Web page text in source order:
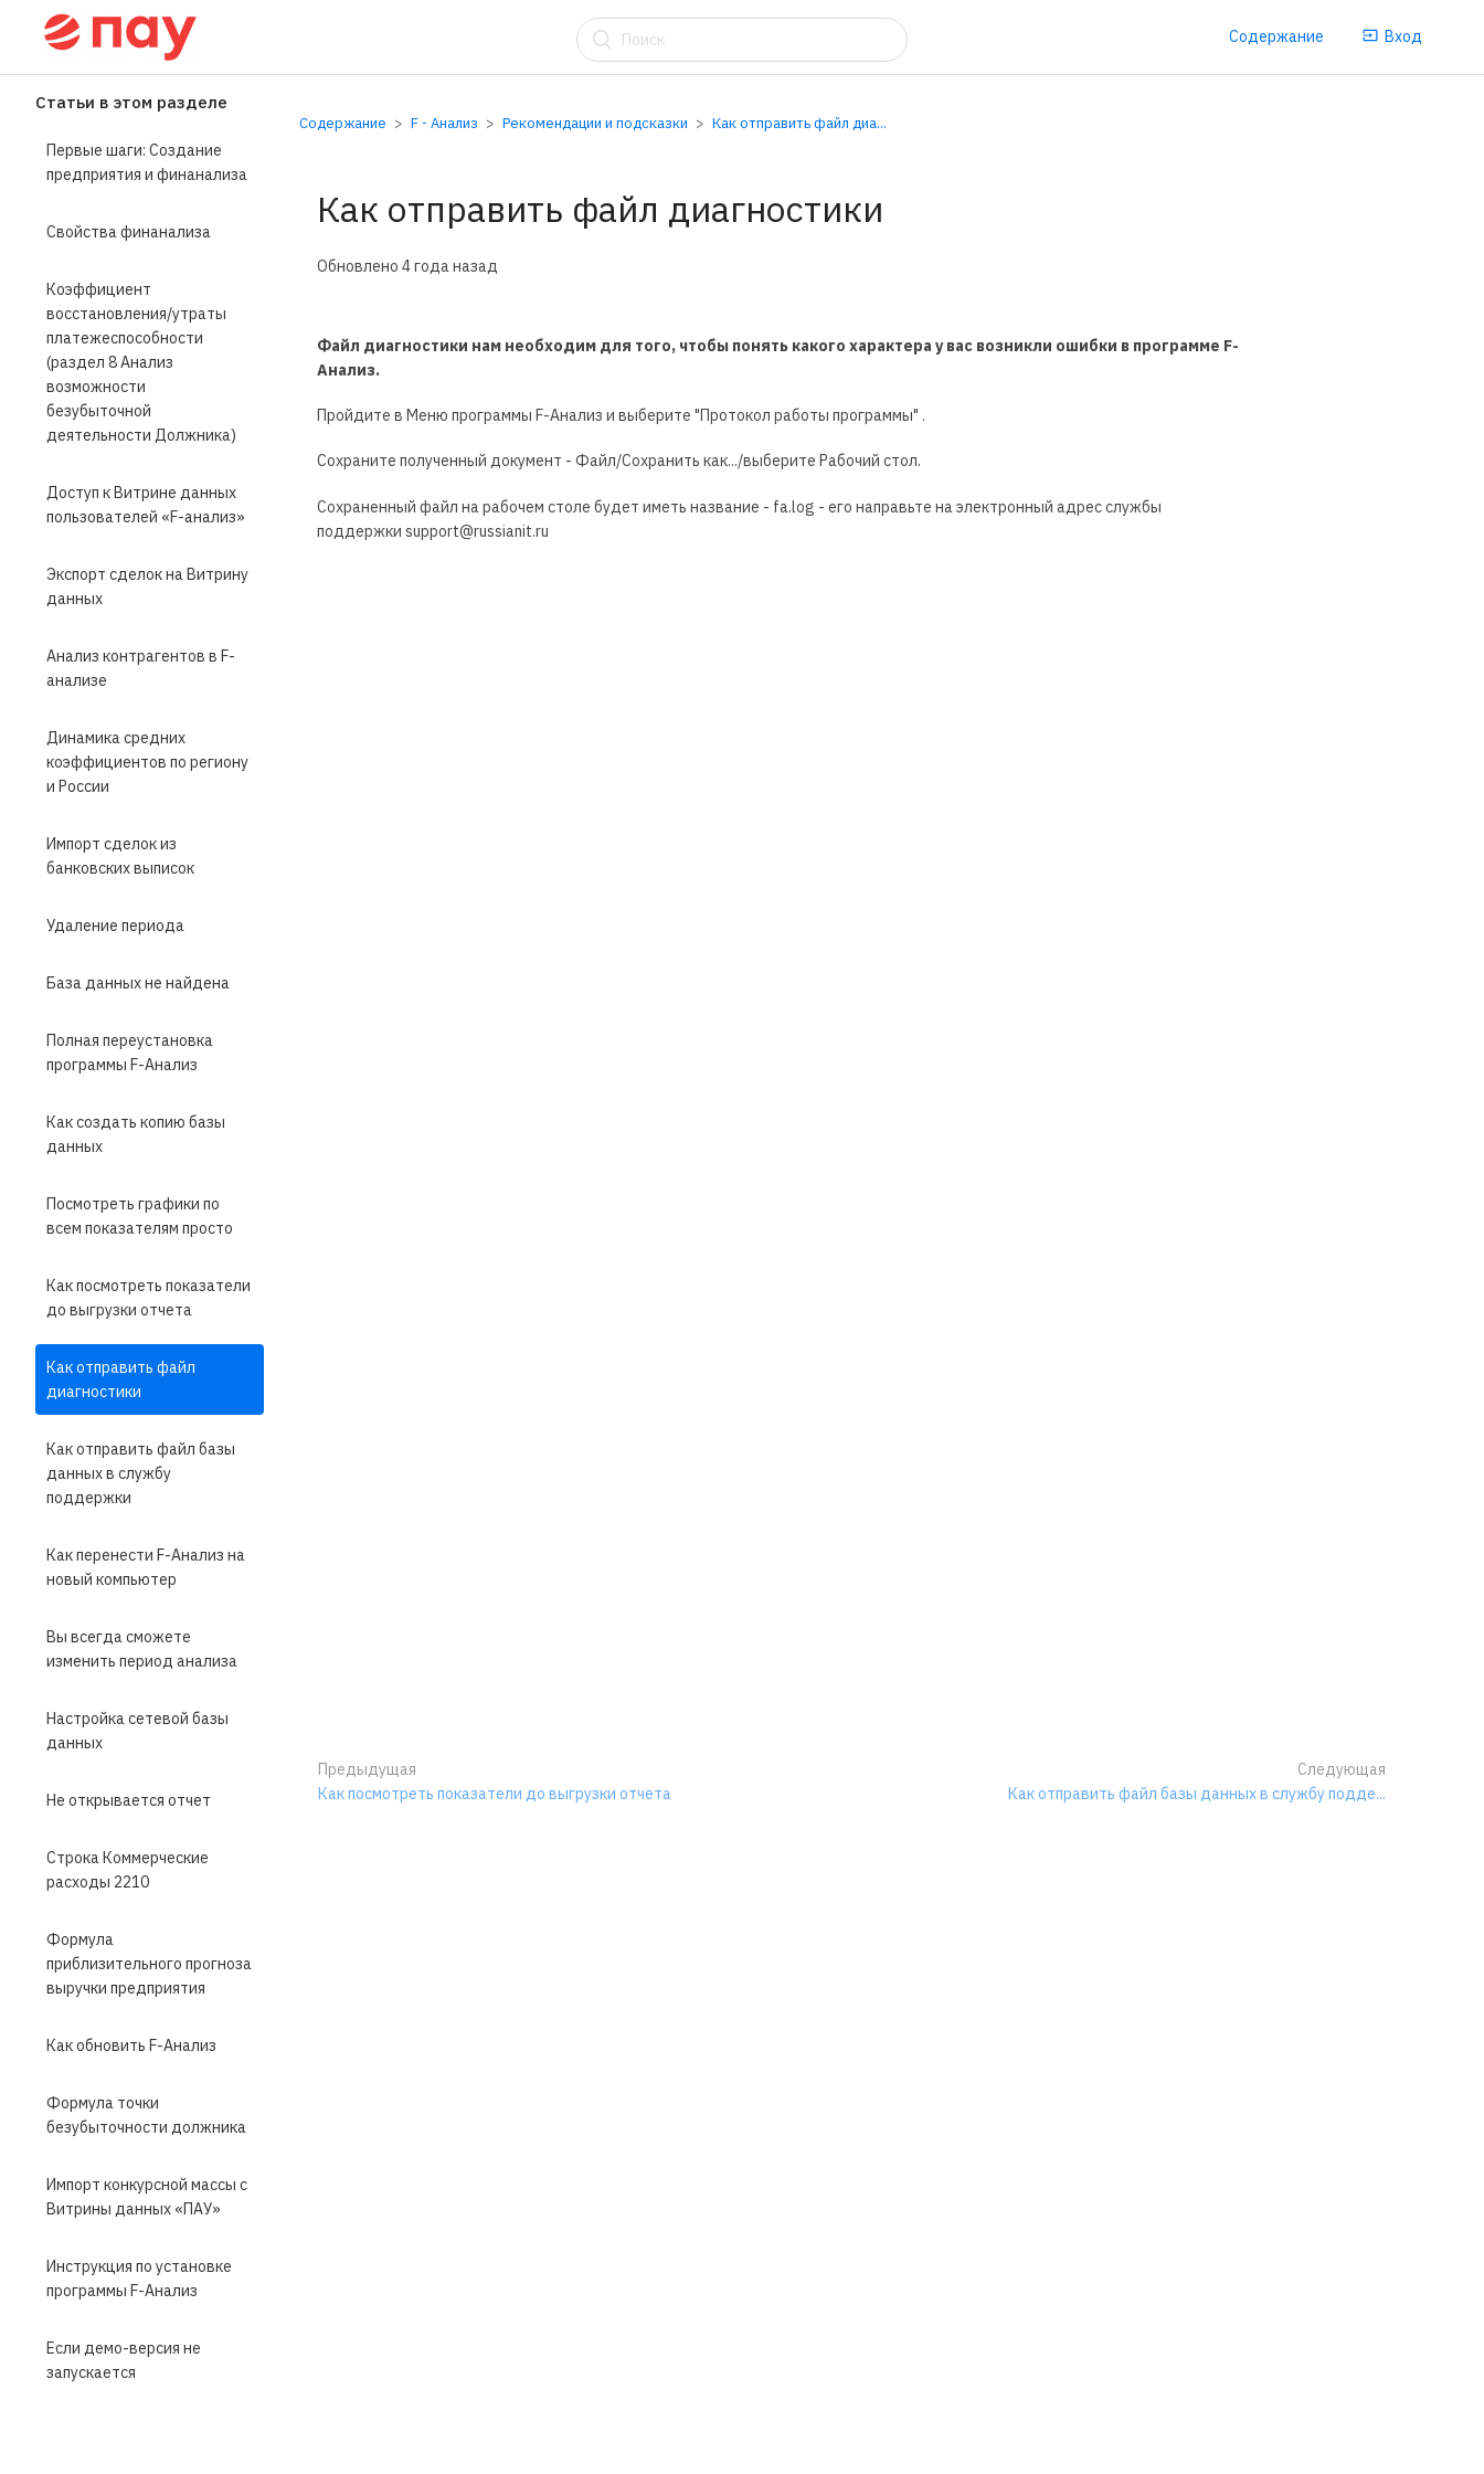
Содержание Вход
Статьи в этом разделе
Первые шаги: Создание
предприятия и финанализа
Свойства финанализа
Коэффициент
восстановления/утраты
платежеспособности
(раздел 8 Анализ
возможности
безубыточной
деятельности Должника)
Доступ к Витрине данных
пользователей «F-анализ»
Экспорт сделок на Витрину
данных
Анализ контрагентов в F-
анализе
Динамика средних
коэффициентов по региону
и России
Импорт сделок из
банковских выписок
Удаление периода
База данных не найдена
Полная переустановка
программы F-Анализ
Как создать копию базы
данных
Посмотреть графики по
всем показателям просто
Как посмотреть показатели
до выгрузки отчета
Как отправить файл
диагностики
Как отправить файл базы
данных в службу
поддержки
Как перенести F-Анализ на
новый компьютер
Вы всегда сможете
изменить период анализа
Настройка сетевой базы
данных
Не открывается отчет
Строка Коммерческие
расходы 2210
Формула
приблизительного прогноза
выручки предприятия
Как обновить F-Анализ
Формула точки
безубыточности должника
Импорт конкурсной массы с
Витрины данных «ПАУ»
Инструкция по установке
программы F-Анализ
Если демо-версия не
запускается
Содержание F - Анализ Рекомендации и подсказки Как отправить файл диа...
Как отправить файл диагностики
Обновлено 4 года назад
Файл диагностики нам необходим для того, чтобы понять какого характера у вас возникли ошибки в программе F-
Анализ.
Пройдите в Меню программы F-Анализ и выберите "Протокол работы программы" .
Сохраните полученный документ - Файл/Сохранить как.../выберите Рабочий стол.
Сохраненный файл на рабочем столе будет иметь название - fa.log - его направьте на электронный адрес службы
поддержки support@russianit.ru
Предыдущая
Как посмотреть показатели до выгрузки отчета
Следующая
Как отправить файл базы данных в службу подде...